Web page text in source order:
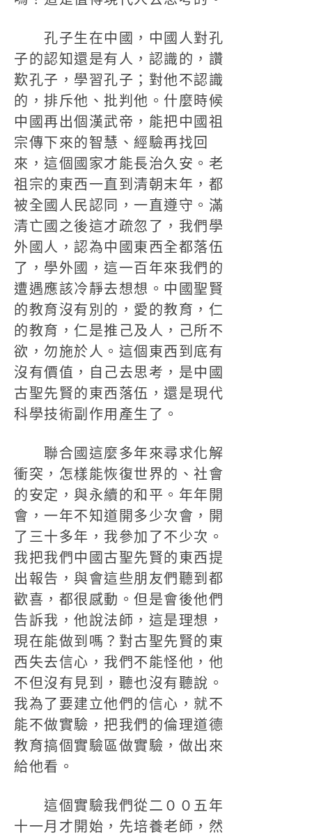
孔子生在中國，中國人對孔
子的認知還是有人，認識的，讚
歎孔子，學習孔子；對他不認識
的，排斥他、批判他。什麼時候
中國再出個漢武帝，能把中國祖
宗傳下來的智慧、經驗再找回
來，這個國家才能長治久安。老
祖宗的東西一直到清朝末年，都
被全國人民認同，一直遵守。滿
清亡國之後這才疏忽了，我們學
外國人，認為中國東西全都落伍
了，學外國，這一百年來我們的
遭遇應該冷靜去想想。中國聖賢
的教育沒有別的，愛的教育，仁
的教育，仁是推己及人，己所不
欲，勿施於人。這個東西到底有
沒有價值，自己去思考，是中國
古聖先賢的東西落伍，還是現代
科學技術副作用產生了。
聯合國這麼多年來尋求化解
衝突，怎樣能恢復世界的、社會
的安定，與永續的和平。年年開
會，一年不知道開多少次會，開
了三十多年，我參加了不少次。
我把我們中國古聖先賢的東西提
出報告，與會這些朋友們聽到都
歡喜，都很感動。但是會後他們
告訴我，他說法師，這是理想，
現在能做到嗎？對古聖先賢的東
西失去信心，我們不能怪他，他
不但沒有見到，聽也沒有聽說。
我為了要建立他們的信心，就不
能不做實驗，把我們的倫理道德
教育搞個實驗區做實驗，做出來
給他看。
這個實驗我們從二００五年
十一月才開始，先培養老師，然